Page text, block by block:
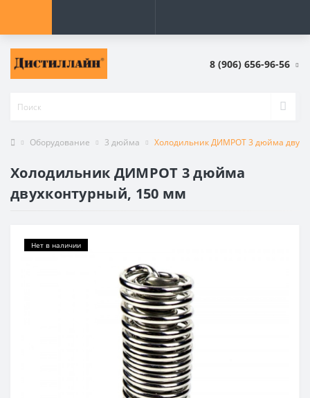
8 (906) 656-96-56
Оборудование 3 дюйма Холодильник ДИМРОТ 3 дюйма
Холодильник ДИМРОТ 3 дюйма
двухконтурный, 150 мм
Нет в наличии